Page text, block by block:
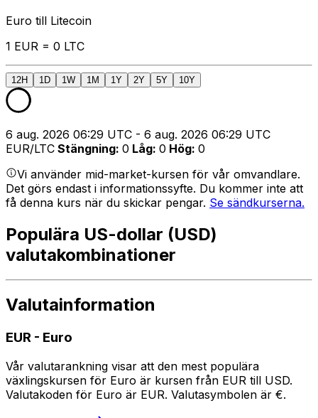
Euro till Litecoin
1 EUR = 0 LTC
12H 1D 1W 1M 1Y 2Y 5Y 10Y
6 aug. 2026 06:29 UTC - 6 aug. 2026 06:29 UTC
EUR/LTC Stängning: 0 Låg: 0 Hög: 0
Vi använder mid-market-kursen för vår omvandlare.
Det görs endast i informationssyfte. Du kommer inte att
få denna kurs när du skickar pengar. Se sändkurserna.
Populära US-dollar (USD)
valutakombinationer
Valutainformation
EUR - Euro
Vår valutarankning visar att den mest populära
växlingskursen för Euro är kursen från EUR till USD.
Valutakoden för Euro är EUR. Valutasymbolen är €.